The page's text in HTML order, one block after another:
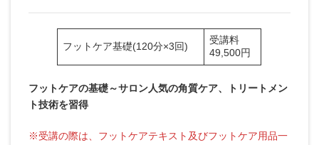
フットケア基礎(120分×3回)
受講料
49,500円
フットケアの基礎～サロン人気の角質ケア、トリートメン
ト技術を習得
※受講の際は、フットケアテキスト及びフットケア用品一